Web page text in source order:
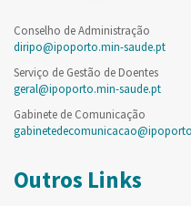
Conselho de Administração
diripo@ipoporto.min-saude.pt
Serviço de Gestão de Doentes
geral@ipoporto.min-saude.pt
Gabinete de Comunicação
Outros Links